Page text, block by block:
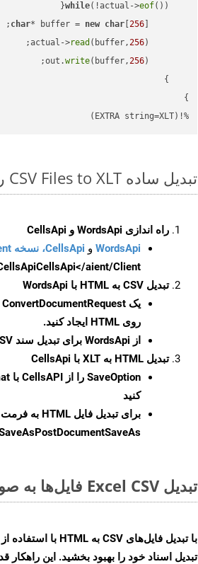
while(!actual->eof
char* buffer = new char[ 256
read (buffer,256
write(buffer,256
%!(EXTRA string=XLT)
تبدیل ساده CSV Files to XLT روی C++ SDK
راه اندازی WordsApi و CellsApi
WordsApi و CellsApi، نسخه Basient
CellsApi</aient/Client/ را راه‌اندازی کنید.
تبدیل CSV به HTML با WordsApi
یک ConvertDocumentRequest
روی HTML ایجاد کنید.
از WordsApi برای تبدیل سند CSV به HTML استفاده کنید.
تبدیل HTML به XLT با CellsApi
SaveOption
کنید
برای تبدیل فایل HTML به فرمت
تبدیل Excel CSV فایل‌ها به صورت آنلاین: روشی سریع و آسان